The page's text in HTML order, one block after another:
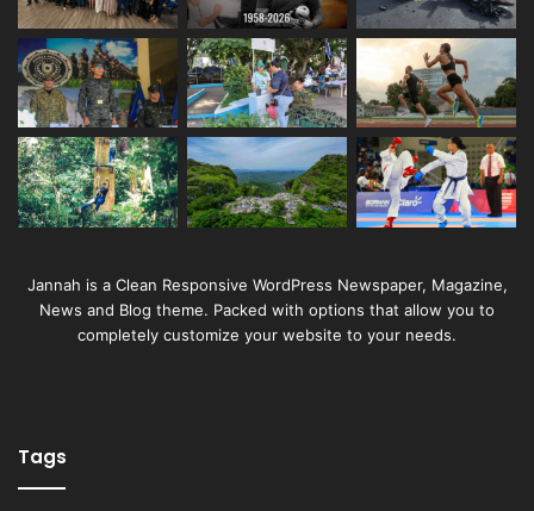
Jannah is a Clean Responsive WordPress Newspaper, Magazine,
News and Blog theme. Packed with options that allow you to
completely customize your website to your needs.
Tags